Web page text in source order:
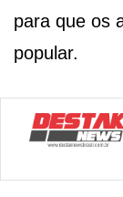
para que os
popular.